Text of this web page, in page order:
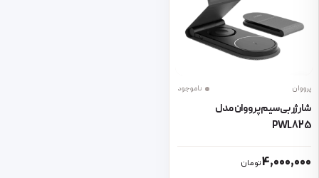
پرووان ناموجود
شارژر بی سیم پرووان مدل
PWL825
4,000,000تومان
این محصول دارای انواع مختلفی می باشد. گزینه ها ممکن است در